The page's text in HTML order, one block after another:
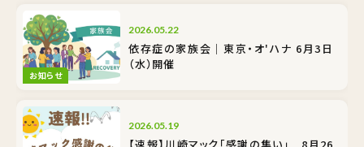
お知らせ
2026.05.22
依存症の家族会｜東京・オ'ハナ 6月3日
（水）開催
2026.05.19
【速報】川崎マック「感謝の集い」 8月26